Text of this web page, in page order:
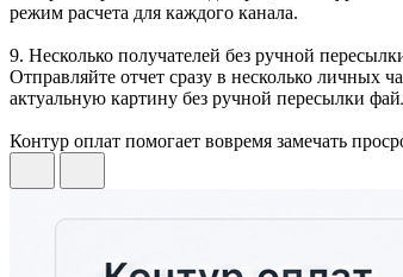
режим расчета для каждого канала.
9. Несколько получателей без ручной
Отправляйте отчет сразу в несколько личных
актуальную картину без ручной пересылки
Контур оплат помогает вовремя замечать